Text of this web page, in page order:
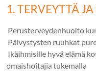
1. TERVEYTTÄ
Perusterveydenhuolto
Päivystysten ruuhkat
Ikäihmisille hyvä elämä
omaishoitajia tukemalla